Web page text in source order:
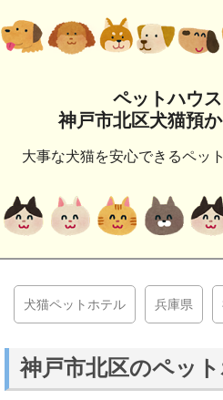
ペットハウ
神戸市北区犬猫預
大事な犬猫を安心できるペッ
犬猫ペットホテル 兵庫県
神戸市北区のペッ